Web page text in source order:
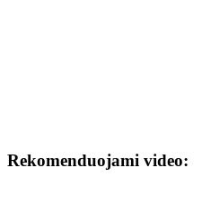
Rekomenduojami video: